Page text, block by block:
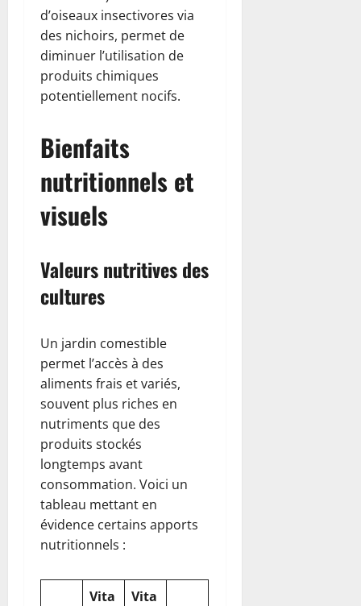
d’oiseaux insectivores via
des nichoirs, permet de
diminuer l’utilisation de
produits chimiques
potentiellement nocifs.
Bienfaits
nutritionnels et
visuels
Valeurs nutritives des
cultures
Un jardin comestible
permet l’accès à des
aliments frais et variés,
souvent plus riches en
nutriments que des
produits stockés
longtemps avant
consommation. Voici un
tableau mettant en
évidence certains apports
nutritionnels :
Vita
Vita